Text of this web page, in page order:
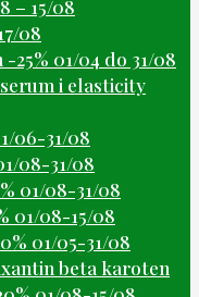
– 15/08
08
25% 01/04 do 31/08
i elasticity
06-31/08
08-31/08
01/08-31/08
01/08-15/08
01/05-31/08
beta karoten